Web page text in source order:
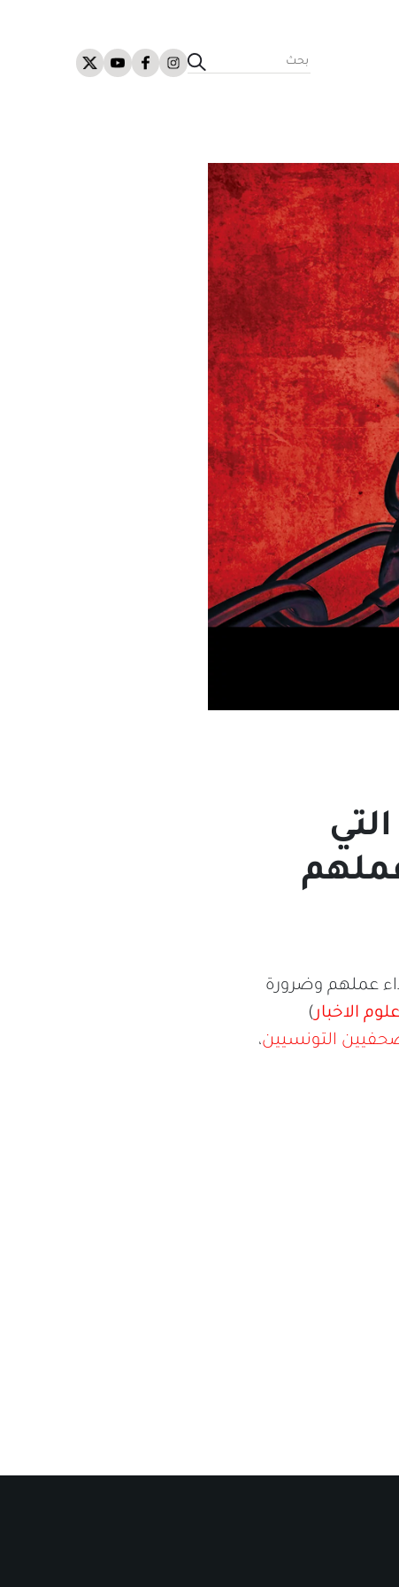
عملهم وضرورة
الاخبار)
التونسيين،